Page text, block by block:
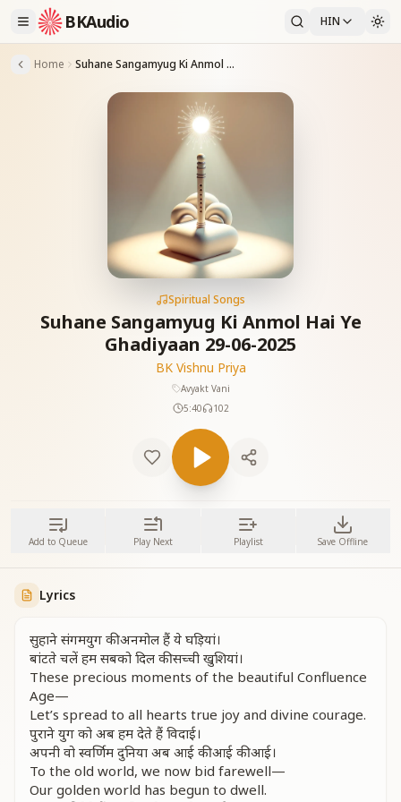
BKAudio HIN
Home Suhane Sangamyug Ki Anmol Hai Ye Ghadiyaan 29-06-2025
Spiritual Songs
Suhane Sangamyug Ki Anmol Hai Ye
Ghadiyaan 29-06-2025
BK Vishnu Priya
Avyakt Vani
5:40
102
Add to Queue Play Next Playlist Save Offline
Lyrics
सुहाने संगमयुग की अनमोल हैं ये घड़ियां।
बांटते चलें हम सबको दिल की सच्ची खुशियां।
These precious moments of the beautiful Confluence
Age—
Let’s spread to all hearts true joy and divine courage.
पुराने युग को अब हम देते हैं विदाई।
अपनी वो स्वर्णिम दुनिया अब आई की आई की आई।
To the old world, we now bid farewell—
Our golden world has begun to dwell.